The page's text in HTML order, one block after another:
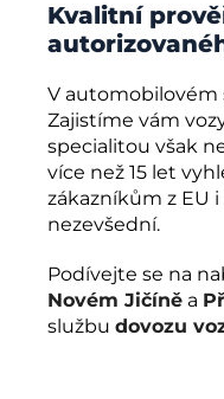
Kvalitní
V automobilovém
Zajistíme vám
specialitou však
více než 15 let
zákazníkům z EU
nezevšední.
Podívejte se na
Novém Jičíně a
službu dovozu